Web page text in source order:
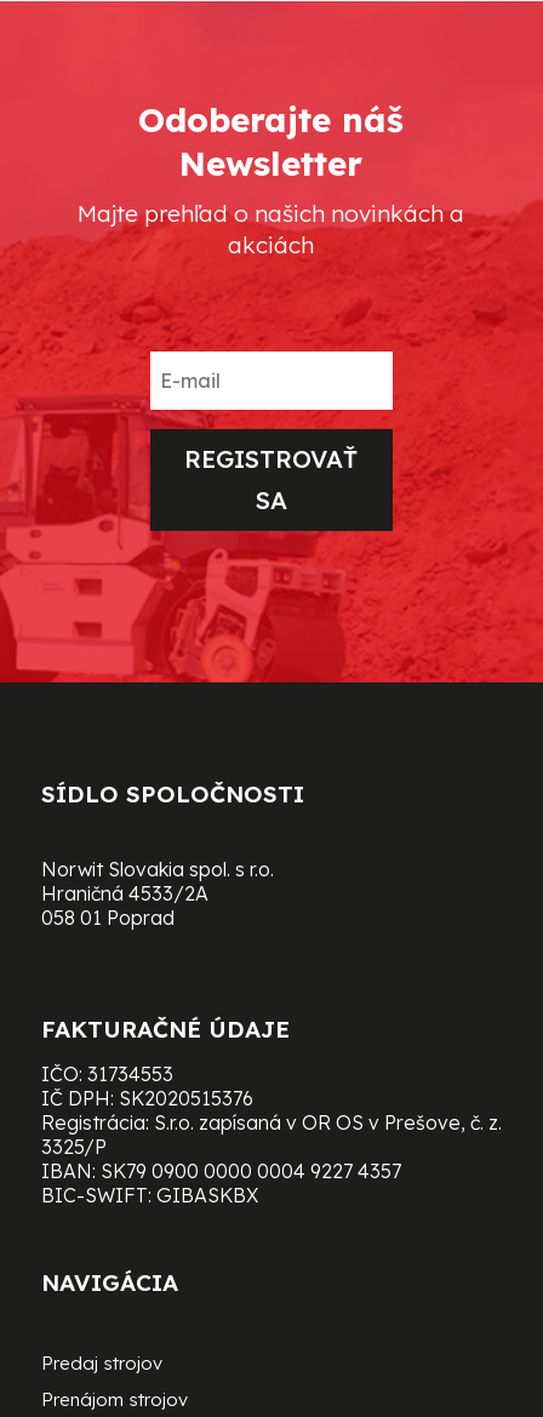
Odoberajte náš
Newsletter
Majte prehľad o našich novinkách a
akciách
REGISTROVAŤ
SA
SÍDLO SPOLOČNOSTI
Norwit Slovakia spol. s r.o.
Hraničná 4533/2A
058 01 Poprad
FAKTURAČNÉ ÚDAJE
IČO: 31734553
IČ DPH: SK2020515376
Registrácia: S.r.o. zapísaná v OR OS v Prešove, č. z.
3325/P
IBAN: SK79 0900 0000 0004 9227 4357
BIC-SWIFT: GIBASKBX
NAVIGÁCIA
Predaj strojov
Prenájom strojov